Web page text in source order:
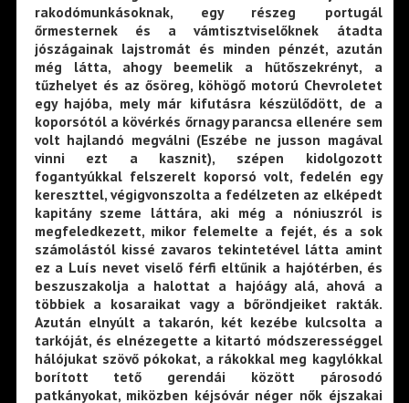
rakodómunkásoknak, egy részeg portugál
őrmesternek és a vámtisztviselőknek átadta
jószágainak lajstromát és minden pénzét, azután
még látta, ahogy beemelik a hűtőszekrényt, a
tűzhelyet és az ősöreg, köhögő motorú Chevroletet
egy hajóba, mely már kifutásra készülődött, de a
koporsótól a kövérkés őrnagy parancsa ellenére sem
volt hajlandó megválni (Eszébe ne jusson magával
vinni ezt a kasznit), szépen kidolgozott
fogantyúkkal felszerelt koporsó volt, fedelén egy
kereszttel, végigvonszolta a fedélzeten az elképedt
kapitány szeme láttára, aki még a nóniuszról is
megfeledkezett, mikor felemelte a fejét, és a sok
számolástól kissé zavaros tekintetével látta amint
ez a Luís nevet viselő férfi eltűnik a hajótérben, és
beszuszakolja a halottat a hajóágy alá, ahová a
többiek a kosaraikat vagy a bőröndjeiket rakták.
Azután elnyúlt a takarón, két kezébe kulcsolta a
tarkóját, és elnézegette a kitartó módszerességgel
hálójukat szövő pókokat, a rákokkal meg kagylókkal
borított tető gerendái között párosodó
patkányokat, miközben kéjsóvár néger nők éjszakai